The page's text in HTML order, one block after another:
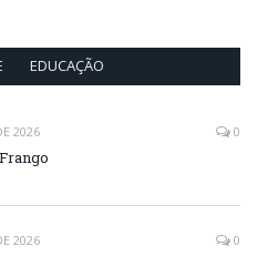
EDUCAÇÃO
2026 0
2026 0